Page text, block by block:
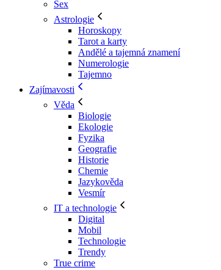
Sex
Astrologie
Horoskopy
Tarot a karty
Andělé a tajemná znamení
Numerologie
Tajemno
Zajímavosti
Věda
Biologie
Ekologie
Fyzika
Geografie
Historie
Chemie
Jazykověda
Vesmír
IT a technologie
Digital
Mobil
Technologie
Trendy
True crime